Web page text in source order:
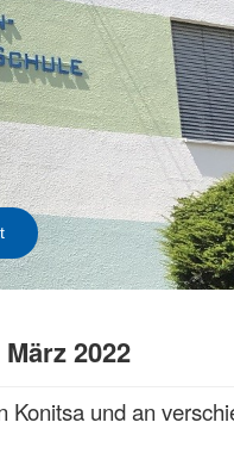
2022
und an